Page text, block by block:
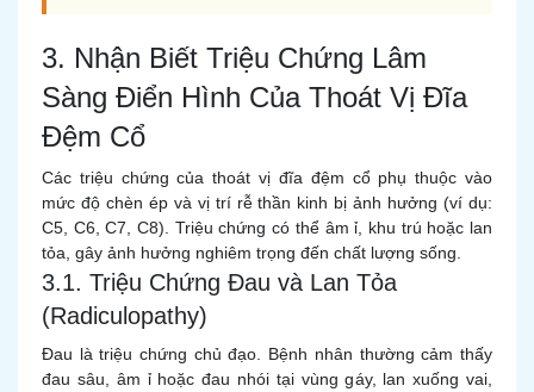
3. Nhận Biết Triệu Chứng Lâm
Sàng Điển Hình Của Thoát Vị Đĩa
Đệm Cổ
Các triệu chứng của thoát vị đĩa đệm cổ phụ thuộc vào
mức độ chèn ép và vị trí rễ thần kinh bị ảnh hưởng (ví dụ:
C5, C6, C7, C8). Triệu chứng có thể âm ỉ, khu trú hoặc lan
tỏa, gây ảnh hưởng nghiêm trọng đến chất lượng sống.
3.1. Triệu Chứng Đau và Lan Tỏa
(Radiculopathy)
Đau là triệu chứng chủ đạo. Bệnh nhân thường cảm thấy
đau sâu, âm ỉ hoặc đau nhói tại vùng gáy, lan xuống vai,